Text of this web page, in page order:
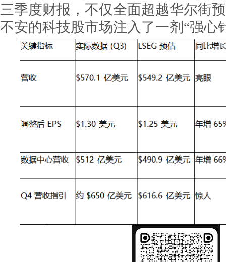
三季度财报，不仅全面超越华尔街
不安的科技股市场注入了一剂“强心